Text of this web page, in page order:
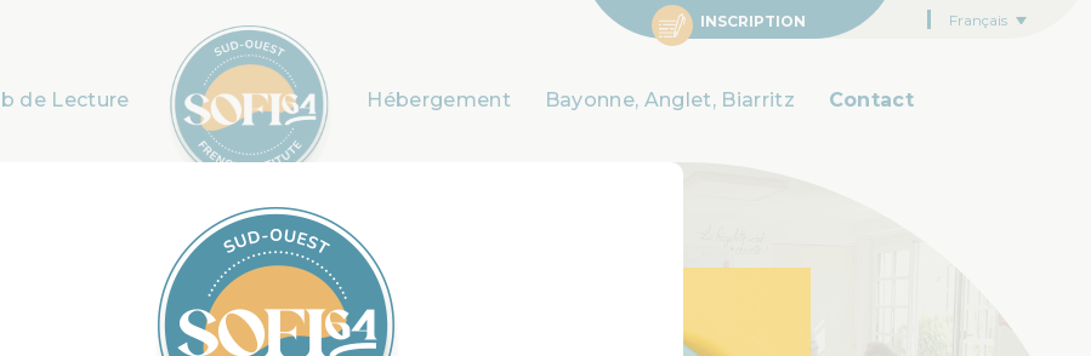
INSCRIPTION Français
de Lecture Hébergement Bayonne, Anglet, Biarritz Contact
donner
français